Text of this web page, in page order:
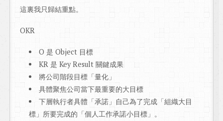
這裏我只歸結重點。
OKR
O 是 Object 目標
KR 是 Key Result 關鍵成果
將公司階段目標「量化」
具體聚焦公司當下最重要的大目標
下層執行者具體「承諾」自己為了完成「組織大目
標」所要完成的「個人工作承諾小目標」。